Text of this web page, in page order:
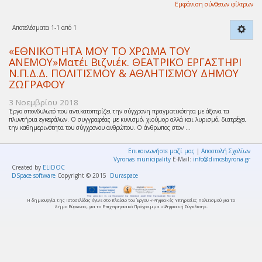
Εμφάνιση σύνθετων φίλτρων
Αποτελέσματα 1-1 από 1
«ΕΘΝΙΚΟΤΗΤΑ ΜΟΥ ΤΟ ΧΡΩΜΑ ΤΟΥ
ΑΝΕΜΟΥ»Ματέι Βιζνιέκ. ΘΕΑΤΡΙΚΟ ΕΡΓΑΣΤΗΡΙ
Ν.Π.Δ.Δ. ΠΟΛΙΤΙΣΜΟΥ & ΑΘΛΗΤΙΣΜΟΥ ΔΗΜΟΥ
ΖΩΓΡΑΦΟΥ
3 Νοεμβρίου 2018
Έργο σπονδυλωτό που αντικατοπτρίζει την σύγχρονη πραγματικότητα με άξονα τα
πλυντήρια εγκεφάλων. Ο συγγραφέας με κυνισμό, χιούμορ αλλά και λυρισμό, διατρέχει
την καθημερινότητα του σύγχρονου ανθρώπου. Ο άνθρωπος στον ...
Επικοινωνήστε μαζί μας | Αποστολή Σχολίων
Vyronas municipality E-Mail: info@dimosbyrona.gr
Created by ELiDOC
DSpace software Copyright © 2015 Duraspace
Η δημιουργία της Ιστοσελίδας έγινε στο πλαίσιο του Έργου «Ψηφιακές Υπηρεσίες Πολιτισμού για το
Δήμο Βύρωνα», για το Επιχειρησιακό Πρόγραμμα «Ψηφιακή Σύγκλιση».